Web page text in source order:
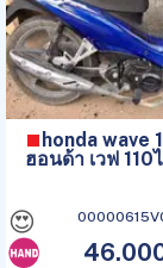
honda wave
ฮอนด้า เวฟ
😍